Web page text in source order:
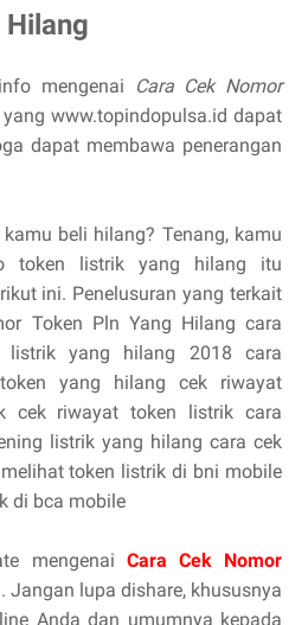
Hilang
mengenai
Cara Cek Nomor
yang www.topindopulsa.id dapat
dapat membawa penerangan
beli hilang? Tenang, kamu
token listrik yang hilang itu
ini. Penelusuran yang terkait
Token Pln Yang Hilang cara
listrik yang hilang 2018 cara
yang hilang cek riwayat
cek riwayat token listrik cara
listrik yang hilang cara cek
token listrik di bni mobile
di bca mobile
mengenai Cara Cek Nomor
. Jangan lupa dishare, khususnya
Anda dan umumnya kepada